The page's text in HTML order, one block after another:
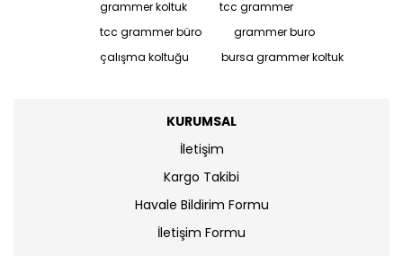
grammer koltuk
tcc grammer
tcc grammer büro
grammer buro
çalışma koltuğu
bursa grammer koltuk
KURUMSAL
İletişim
Kargo Takibi
Havale Bildirim Formu
İletişim Formu